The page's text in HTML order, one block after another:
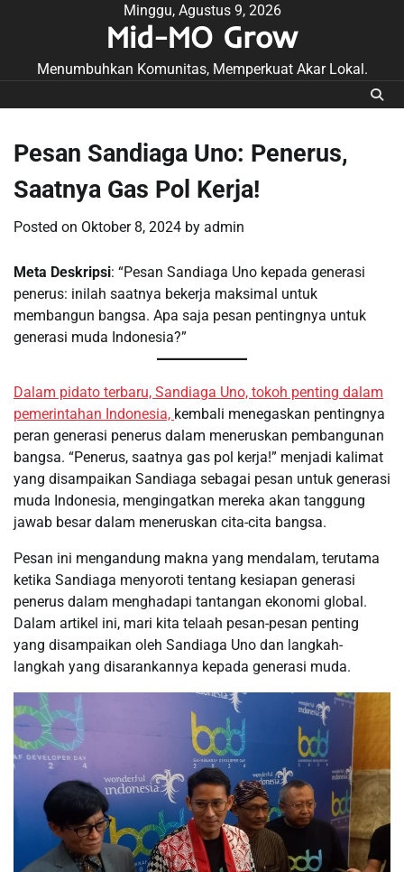
Minggu, Agustus 9, 2026
Mid-MO Grow
Menumbuhkan Komunitas, Memperkuat Akar Lokal.
Pesan Sandiaga Uno: Penerus,
Saatnya Gas Pol Kerja!
Posted on Oktober 8, 2024 by admin
Meta Deskripsi: “Pesan Sandiaga Uno kepada generasi
penerus: inilah saatnya bekerja maksimal untuk
membangun bangsa. Apa saja pesan pentingnya untuk
generasi muda Indonesia?”
Dalam pidato terbaru, Sandiaga Uno, tokoh penting dalam
pemerintahan Indonesia, kembali menegaskan pentingnya
peran generasi penerus dalam meneruskan pembangunan
bangsa. “Penerus, saatnya gas pol kerja!” menjadi kalimat
yang disampaikan Sandiaga sebagai pesan untuk generasi
muda Indonesia, mengingatkan mereka akan tanggung
jawab besar dalam meneruskan cita-cita bangsa.
Pesan ini mengandung makna yang mendalam, terutama
ketika Sandiaga menyoroti tentang kesiapan generasi
penerus dalam menghadapi tantangan ekonomi global.
Dalam artikel ini, mari kita telaah pesan-pesan penting
yang disampaikan oleh Sandiaga Uno dan langkah-
langkah yang disarankannya kepada generasi muda.